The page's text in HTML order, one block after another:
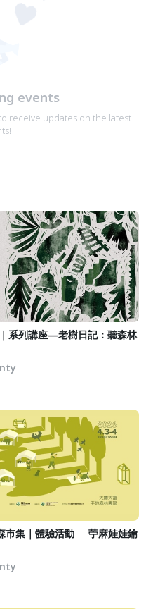
events
receive updates on the latest
系列講座—老樹日記：聽森林
市集｜體驗活動──苧麻娃娃鑰